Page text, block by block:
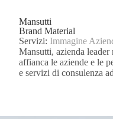
Mansutti
Brand Material
Servizi: Immagine
Mansutti, azienda leader
affianca le aziende e le
e servizi di consulenza